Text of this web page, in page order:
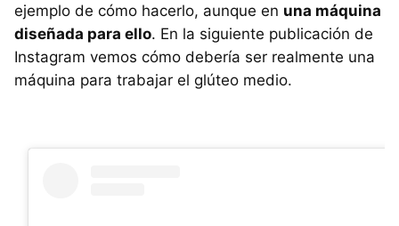
ejemplo de cómo hacerlo, aunque en una máquina
diseñada para ello. En la siguiente publicación de
Instagram vemos cómo debería ser realmente una
máquina para trabajar el glúteo medio.